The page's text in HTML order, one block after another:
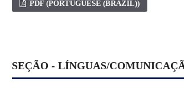
PDF (PORTUGUESE (BRAZIL))
SEÇÃO - LÍNGUAS/